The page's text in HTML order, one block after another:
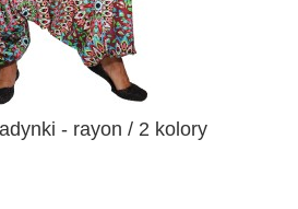
- rayon / 2 kolory